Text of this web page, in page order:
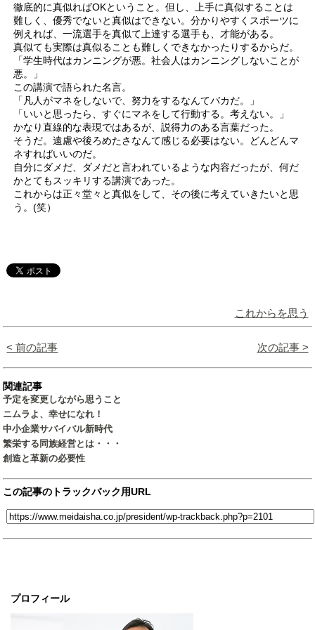
プロフィール
徹底的に真似ればOKということ。但し、上手に真似することは
難しく、優秀でないと真似はできない。分かりやすくスポーツに
例えれば、一流選手を真似て上達する選手も、才能がある。
真似ても実際は真似ることも難しくできなかったりするからだ。
「学生時代はカンニングが悪。社会人はカンニングしないことが
悪。」
この講演で語られた名言。
「凡人がマネをしないで、努力をするなんてバカだ。」
「いいと思ったら、すぐにマネをして行動する。考えない。」
かなり直線的な表現ではあるが、説得力のある言葉だった。
そうだ。遠慮や後ろめたさなんて感じる必要はない。どんどんマ
ネすればいいのだ。
自分にダメだ、ダメだと言われているような内容だったが、何だ
かとてもスッキリする講演であった。
これからは正々堂々と真似をして、その後に考えていきたいと思
う。(笑）
これからを思う
< 前の記事 次の記事 >
関連記事
予定を変更しながら思うこと
ニムラよ、幸せになれ！
中小企業サバイバル新時代
繁栄する同族経営とは・・・
創造と革新の必要性
この記事のトラックバック用URL